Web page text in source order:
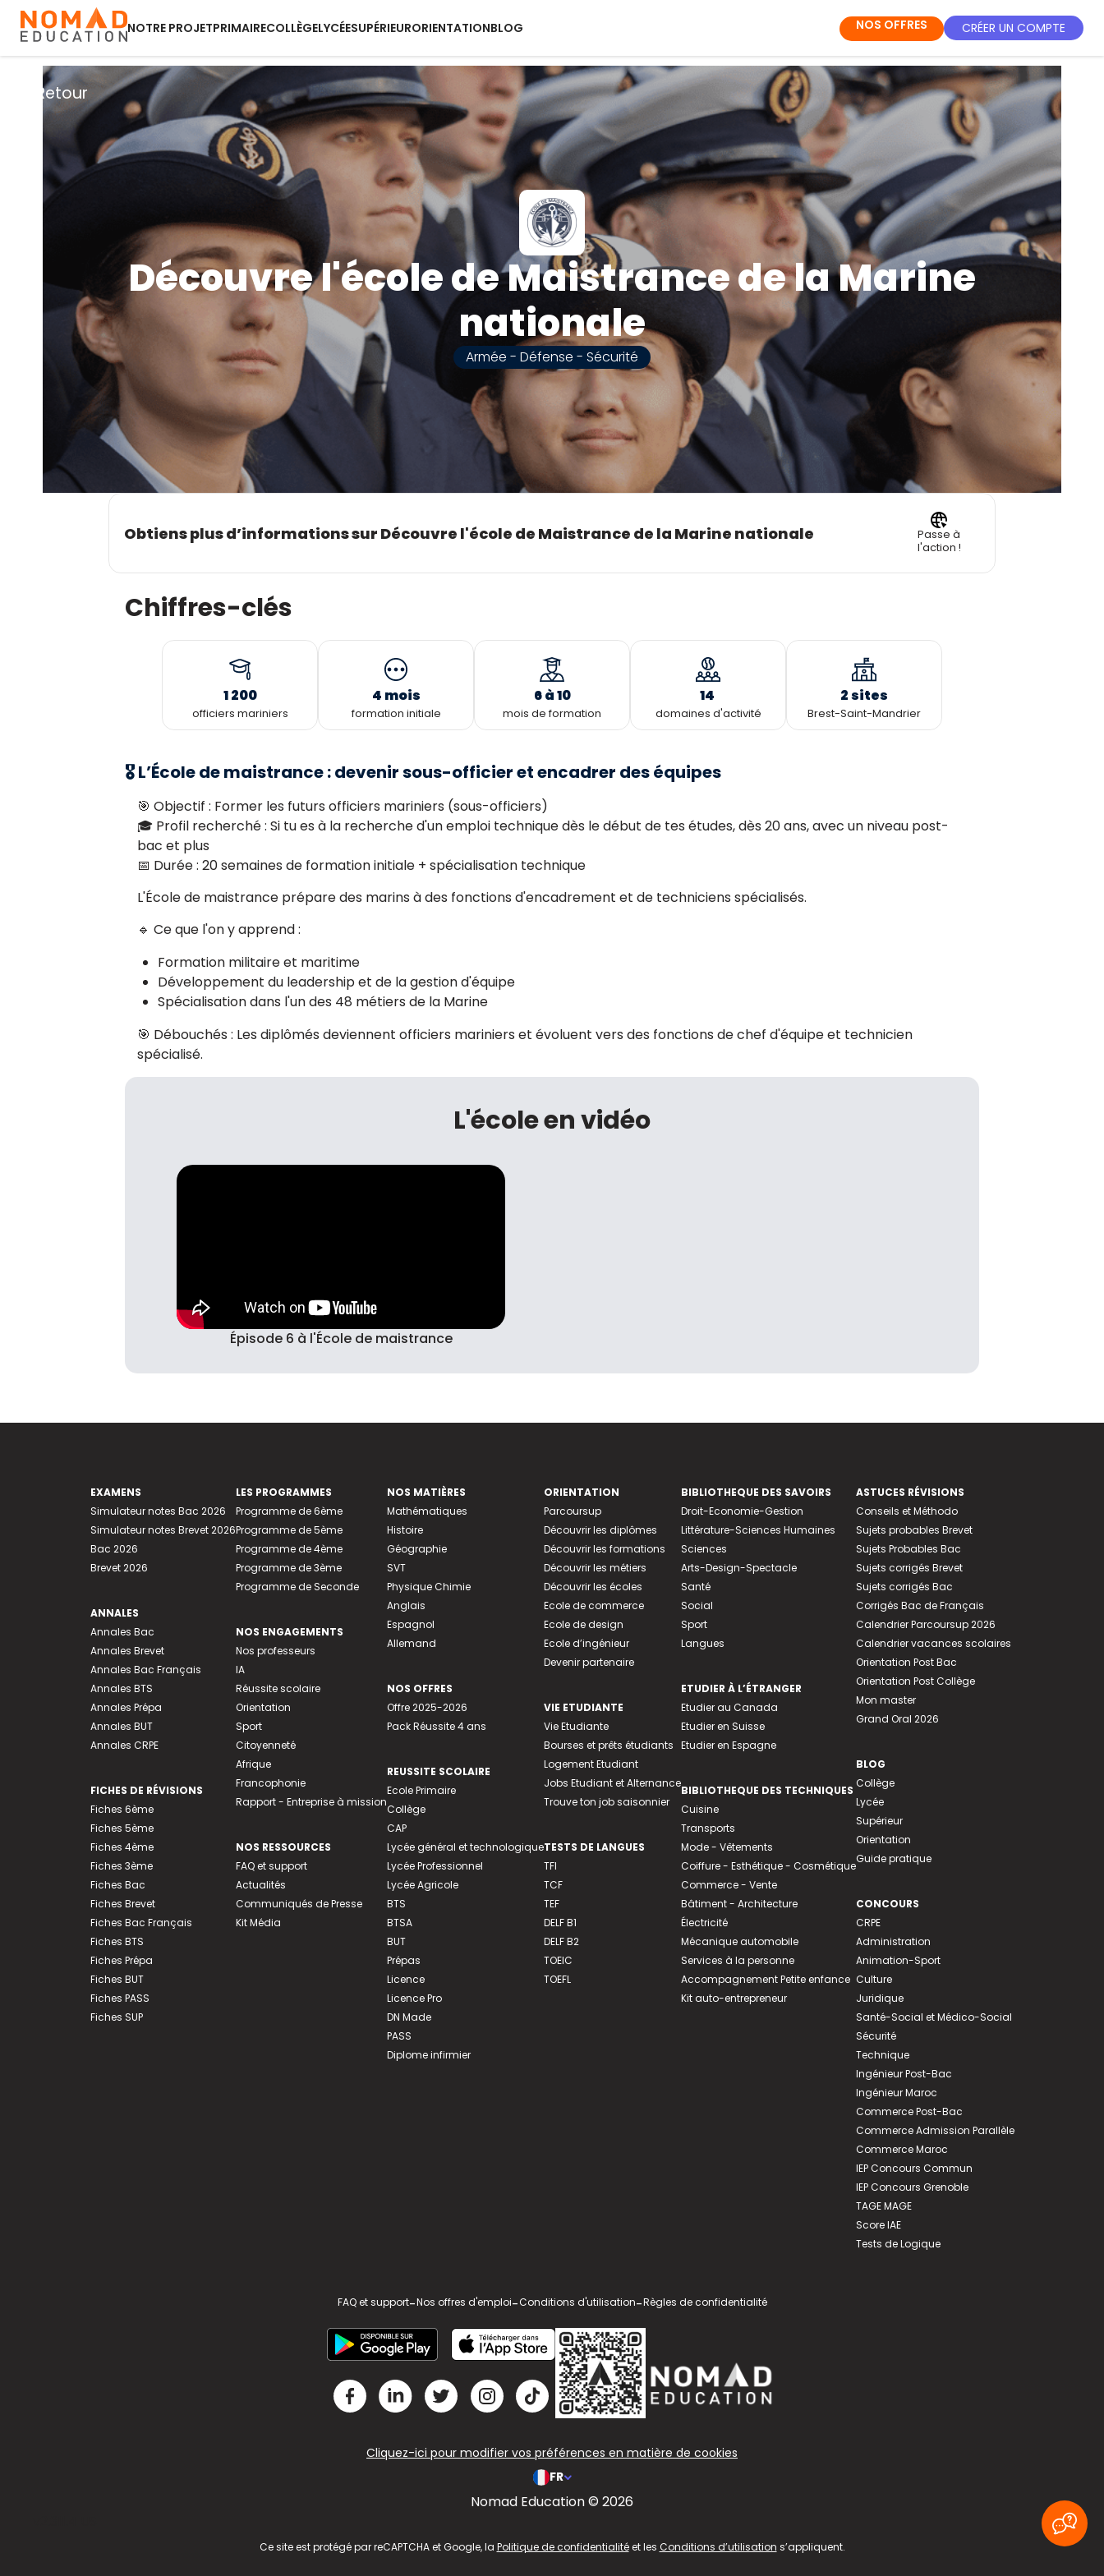
NOTRE PROJETPRIMAIRECOLLÈGELYCÉESUPÉRIEURORIENTATIONBLOG NOS OFFRES CRÉER UN COMPTE
Découvre l'école de Maistrance de la Marine
nationale
Armée - Défense - Sécurité
Retour
Obtiens plus d’informations sur Découvre l'école de Maistrance de la Marine nationale
Passe à
l'action !
Chiffres-clés
1 200
officiers mariniers
4 mois
formation initiale
6 à 10
mois de formation
14
domaines d'activité
2 sites
Brest-Saint-Mandrier
🎖️ L’École de maistrance : devenir sous-officier et encadrer des équipes
🎯 Objectif : Former les futurs officiers mariniers (sous-officiers)
🎓 Profil recherché : Si tu es à la recherche d'un emploi technique dès le début de tes études, dès 20 ans, avec un niveau post-
bac et plus
📅 Durée : 20 semaines de formation initiale + spécialisation technique
L'École de maistrance prépare des marins à des fonctions d'encadrement et de techniciens spécialisés.
🔹 Ce que l'on y apprend :
Formation militaire et maritime
Développement du leadership et de la gestion d'équipe
Spécialisation dans l'un des 48 métiers de la Marine
🎯 Débouchés : Les diplômés deviennent officiers mariniers et évoluent vers des fonctions de chef d'équipe et technicien
spécialisé.
L'école en vidéo
Épisode 6 à l'École de maistrance
EXAMENS
Simulateur notes Bac 2026
Simulateur notes Brevet 2026
Bac 2026
Brevet 2026
ANNALES
Annales Bac
Annales Brevet
Annales Bac Français
Annales BTS
Annales Prépa
Annales BUT
Annales CRPE
FICHES DE RÉVISIONS
Fiches 6ème
Fiches 5ème
Fiches 4ème
Fiches 3ème
Fiches Bac
Fiches Brevet
Fiches Bac Français
Fiches BTS
Fiches Prépa
Fiches BUT
Fiches PASS
Fiches SUP
LES PROGRAMMES
Programme de 6ème
Programme de 5ème
Programme de 4ème
Programme de 3ème
Programme de Seconde
NOS ENGAGEMENTS
Nos professeurs
IA
Réussite scolaire
Orientation
Sport
Citoyenneté
Afrique
Francophonie
Rapport - Entreprise à mission
NOS RESSOURCES
FAQ et support
Actualités
Communiqués de Presse
Kit Média
NOS MATIÈRES
Mathématiques
Histoire
Géographie
SVT
Physique Chimie
Anglais
Espagnol
Allemand
NOS OFFRES
Offre 2025-2026
Pack Réussite 4 ans
REUSSITE SCOLAIRE
Ecole Primaire
Collège
CAP
Lycée général et technologique
Lycée Professionnel
Lycée Agricole
BTS
BTSA
BUT
Prépas
Licence
Licence Pro
DN Made
PASS
Diplome infirmier
ORIENTATION
Parcoursup
Découvrir les diplômes
Découvrir les formations
Découvrir les métiers
Découvrir les écoles
Ecole de commerce
Ecole de design
Ecole d’ingénieur
Devenir partenaire
VIE ETUDIANTE
Vie Etudiante
Bourses et prêts étudiants
Logement Etudiant
Jobs Etudiant et Alternance
Trouve ton job saisonnier
TESTS DE LANGUES
TFI
TCF
TEF
DELF B1
DELF B2
TOEIC
TOEFL
BIBLIOTHEQUE DES SAVOIRS
Droit-Economie-Gestion
Littérature-Sciences Humaines
Sciences
Arts-Design-Spectacle
Santé
Social
Sport
Langues
ETUDIER À L’ÉTRANGER
Etudier au Canada
Etudier en Suisse
Etudier en Espagne
BIBLIOTHEQUE DES TECHNIQUES
Cuisine
Transports
Mode - Vêtements
Coiffure - Esthétique - Cosmétique
Commerce - Vente
Bâtiment - Architecture
Électricité
Mécanique automobile
Services à la personne
Accompagnement Petite enfance
Kit auto-entrepreneur
ASTUCES RÉVISIONS
Conseils et Méthodo
Sujets probables Brevet
Sujets Probables Bac
Sujets corrigés Brevet
Sujets corrigés Bac
Corrigés Bac de Français
Calendrier Parcoursup 2026
Calendrier vacances scolaires
Orientation Post Bac
Orientation Post Collège
Mon master
Grand Oral 2026
BLOG
Collège
Lycée
Supérieur
Orientation
Guide pratique
CONCOURS
CRPE
Administration
Animation-Sport
Culture
Juridique
Santé-Social et Médico-Social
Sécurité
Technique
Ingénieur Post-Bac
Ingénieur Maroc
Commerce Post-Bac
Commerce Admission Parallèle
Commerce Maroc
IEP Concours Commun
IEP Concours Grenoble
TAGE MAGE
Score IAE
Tests de Logique
FAQ et support-Nos offres d'emploi-Conditions d'utilisation-Règles de confidentialité
Cliquez-ici pour modifier vos préférences en matière de cookies
FR
Nomad Education © 2026
Ce site est protégé par reCAPTCHA et Google, la Politique de confidentialitéet les Conditions d’utilisation s’appliquent.